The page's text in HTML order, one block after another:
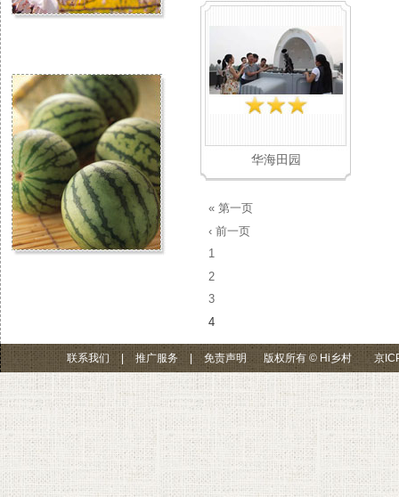
华海田园
« 第一页
‹ 前一页
1
2
3
4
联系我们 | 推广服务 免责声明 版权所有 © Hi乡村 京